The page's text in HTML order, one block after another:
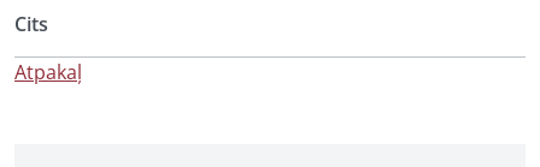
Cits
Atpakaļ